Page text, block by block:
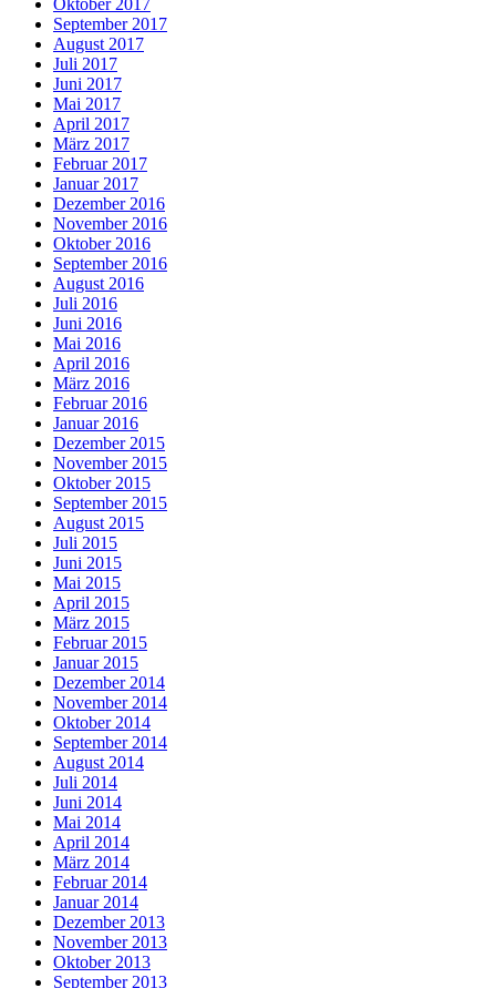
September 2017
August 2017
Juli 2017
Juni 2017
Mai 2017
April 2017
März 2017
Februar 2017
Januar 2017
Dezember 2016
November 2016
Oktober 2016
September 2016
August 2016
Juli 2016
Juni 2016
Mai 2016
April 2016
März 2016
Februar 2016
Januar 2016
Dezember 2015
November 2015
Oktober 2015
September 2015
August 2015
Juli 2015
Juni 2015
Mai 2015
April 2015
März 2015
Februar 2015
Januar 2015
Dezember 2014
November 2014
Oktober 2014
September 2014
August 2014
Juli 2014
Juni 2014
Mai 2014
April 2014
März 2014
Februar 2014
Januar 2014
Dezember 2013
November 2013
Oktober 2013
September 2013